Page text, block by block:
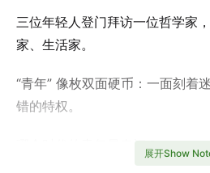
三位年轻人登门拜访一位哲学家
家、生活家。
“青年” 像枚双面硬币：一面刻着
错的特权。
哪个时代的青年最幸福？
展开Show